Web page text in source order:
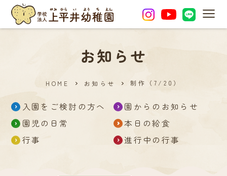
お知らせ
HOME お知らせ 制作（7/20）
入園をご検討の方へ
園からのお知らせ
園児の日常
本日の給食
行事
進行中の行事